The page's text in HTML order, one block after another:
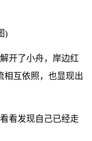
)
开了小舟，岸边红
相互依照，也显现出
看发现自己已经走